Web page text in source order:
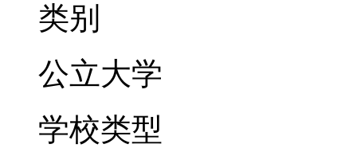
类别
公立大学
学校类型